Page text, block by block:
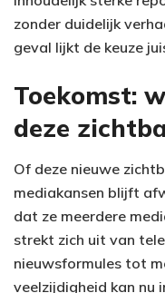
zonder duidelijk
geval lijkt de keuze
Toekomst:
deze
Of deze nieuwe
mediakansen blijft
dat ze meerdere
strekt zich uit van
nieuwsformules tot
veelzijdigheid kan nu